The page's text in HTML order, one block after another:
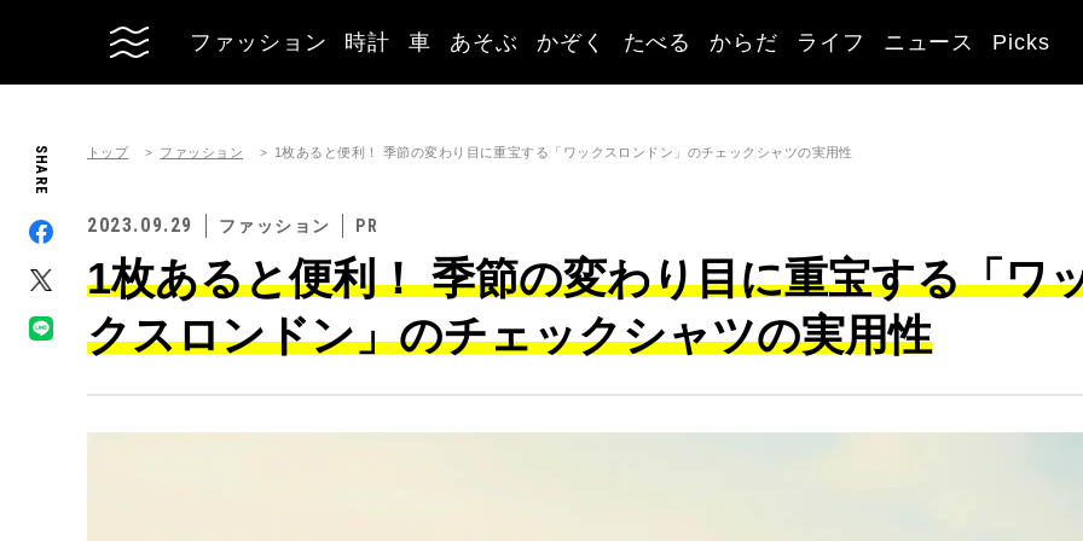
ファッション 時計 車 あそぶ かぞく たべる からだ ライフ ニュース Picks
SHARE トップ ファッション 1枚あると便利！ 季節の変わり目に重宝する「ワックスロンドン」のチェックシャツの実用性
2023.09.29 ファッション
1枚あると便利！ 季節の変わり目に重宝する「ワ
クスロンドン」のチェックシャツの実用性